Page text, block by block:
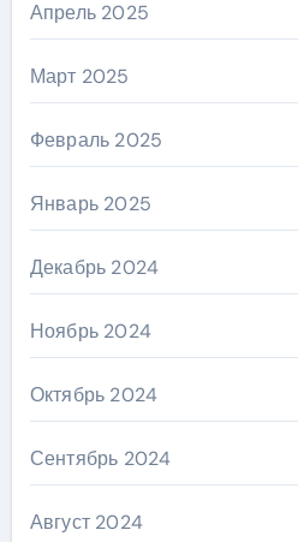
Апрель 2025
Март 2025
Февраль 2025
Январь 2025
Декабрь 2024
Ноябрь 2024
Октябрь 2024
Сентябрь 2024
Август 2024